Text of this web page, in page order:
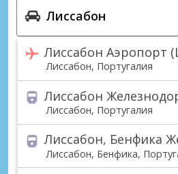
Лиссабон Аэропорт
Лиссабон, Португалия
Лиссабон
Лиссабон, Португалия
Лиссабон, Бенфика
Лиссабон, Бенфика,